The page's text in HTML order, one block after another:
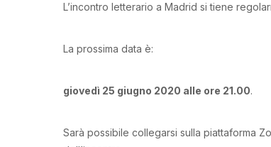
L’incontro letterario a Madrid si tiene
La prossima data è:
giovedì 25 giugno 2020 alle ore 21.00.
Sarà possibile collegarsi sulla piattaforma